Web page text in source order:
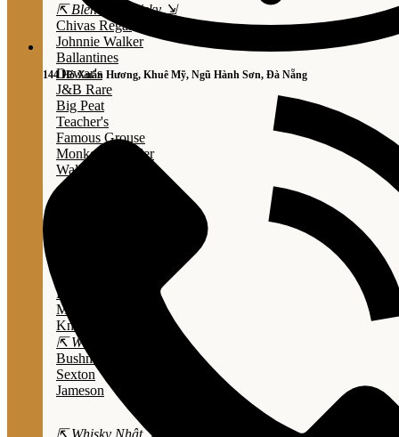
144 Hồ Xuân Hương, Khuê Mỹ, Ngũ Hành Sơn, Đà Nẵng
⇱ Blended Whisky ⇲
Chivas Regal
Johnnie Walker
Ballantines
Dewar's
J&B Rare
Big Peat
Teacher's
Famous Grouse
Monkey Shouder
Wall Street
Evan Williams
Marker's Mark
Knob Creek
⇱ Whiskey Ailen ⇲
Bushmills
Sexton
Jameson
⇱ Whisky Nhật ⇲